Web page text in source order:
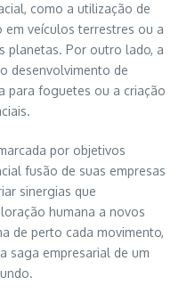
como a utilização de
em veículos terrestres ou a
planetas. Por outro lado, a
desenvolvimento de
para foguetes ou a criação
por objetivos
fusão de suas empresas
sinergias que
humana a novos
de perto cada movimento,
saga empresarial de um